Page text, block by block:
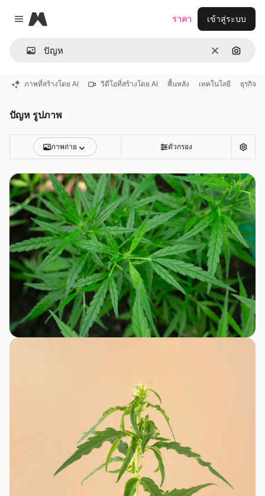
Close menu
Magnific
ชัดเจนค้นหา
ราคา เข้าสู่ระบบ
ภาพที่สร้างโดย AI วิดีโอที่สร้างโดย AI พื้นหลัง เทคโนโลยี ธุรกิจ
ปัญห รูปภาพ
ภาพถ่าย ตัวกรอง